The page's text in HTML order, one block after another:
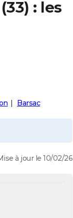
(33) : les
Barsac
à jour le 10/02/26